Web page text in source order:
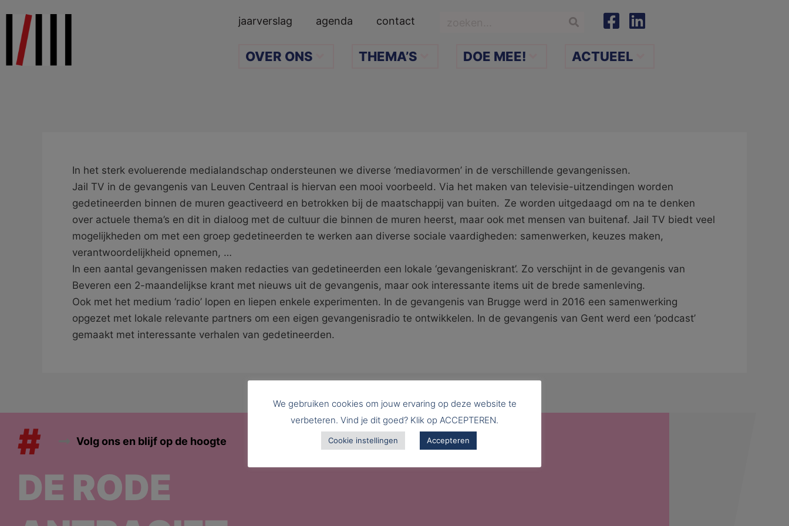
inhoud
jaarverslag agenda contact
OVER ONS THEMA’S DOE MEE! ACTUEEL
In het sterk evoluerende medialandschap ondersteunen we diverse ‘mediavormen’ in de verschillende gevangenissen.
Jail TV in de gevangenis van Leuven Centraal is hiervan een mooi voorbeeld. Via het maken van televisie-uitzendingen worden
gedetineerden binnen de muren geactiveerd en betrokken bij de maatschappij van buiten. Ze worden uitgedaagd om na te denken
over actuele thema’s en dit in dialoog met de cultuur die binnen de muren heerst, maar ook met mensen van buitenaf. Jail TV biedt veel
mogelijkheden om met een groep gedetineerden te werken aan diverse sociale vaardigheden: samenwerken, keuzes maken,
verantwoordelijkheid opnemen, …
In een aantal gevangenissen maken redacties van gedetineerden een lokale ‘gevangeniskrant’. Zo verschijnt in de gevangenis van
Beveren een 2-maandelijkse krant met nieuws uit de gevangenis, maar ook interessante items uit de brede samenleving.
Ook met het medium ‘radio’ lopen en liepen enkele experimenten. In de gevangenis van Brugge werd in 2016 een samenwerking
opgezet met lokale relevante partners om een eigen gevangenisradio te ontwikkelen. In de gevangenis van Gent werd een ‘podcast’
gemaakt met interessante verhalen van gedetineerden.
# Volg ons en blijf op de hoogte
DE RODE
We gebruiken cookies om jouw ervaring op deze website te
verbeteren. Vind je dit goed? Klik op ACCEPTEREN.
Cookie instellingen Accepteren